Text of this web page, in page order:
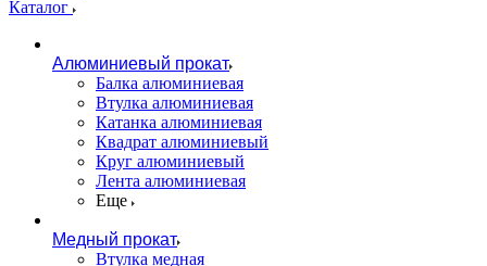
Каталог
Алюминиевый прокат
Балка алюминиевая
Втулка алюминиевая
Катанка алюминиевая
Квадрат алюминиевый
Круг алюминиевый
Лента алюминиевая
Еще
Медный прокат
Втулка медная